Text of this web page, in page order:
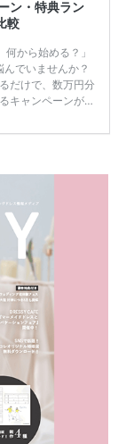
ン・特典ラン
較
から始める？」
んでいませんか？
だけで、数万円分
キャンペーンがあ
しまうことも……。
注意点 「どこが
」といった疑問も
れる「ウェディ
続きを読む